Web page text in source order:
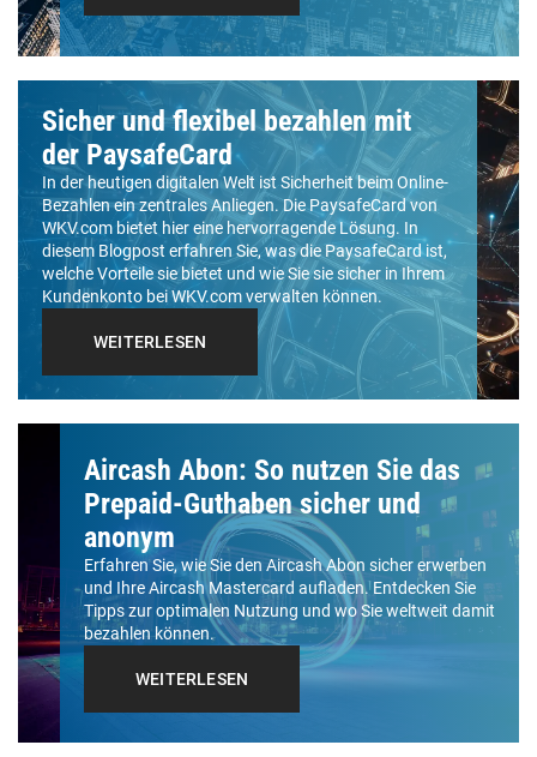
Sicher und flexibel bezahlen mit
der PaysafeCard
In der heutigen digitalen Welt ist Sicherheit beim Online-
Bezahlen ein zentrales Anliegen. Die PaysafeCard von
WKV.com bietet hier eine hervorragende Lösung. In
diesem Blogpost erfahren Sie, was die PaysafeCard ist,
welche Vorteile sie bietet und wie Sie sie sicher in Ihrem
Kundenkonto bei WKV.com verwalten können.
WEITERLESEN
Aircash Abon: So nutzen Sie das
Prepaid-Guthaben sicher und
anonym
Erfahren Sie, wie Sie den Aircash Abon sicher erwerben
und Ihre Aircash Mastercard aufladen. Entdecken Sie
Tipps zur optimalen Nutzung und wo Sie weltweit damit
bezahlen können.
WEITERLESEN